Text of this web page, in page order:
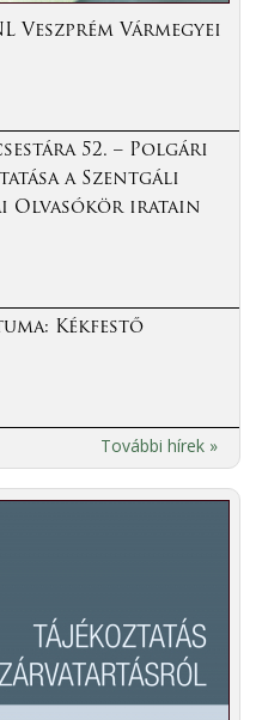
Veszprém Vármegyei
52. – Polgári
a Szentgáli
Olvasókör iratain
Kékfestő
További hírek »